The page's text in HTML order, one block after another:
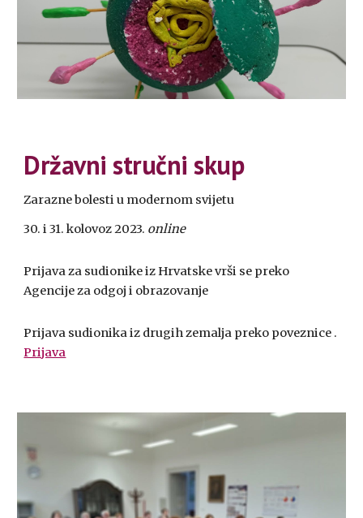
Državni stručni skup
Zarazne bolesti u modernom svijetu
30. i 31. kolovoz 2023. online
Prijava za sudionike iz Hrvatske vrši se preko
Agencije za odgoj i obrazovanje
Prijava sudionika iz drugih zemalja preko poveznice .
Prijava